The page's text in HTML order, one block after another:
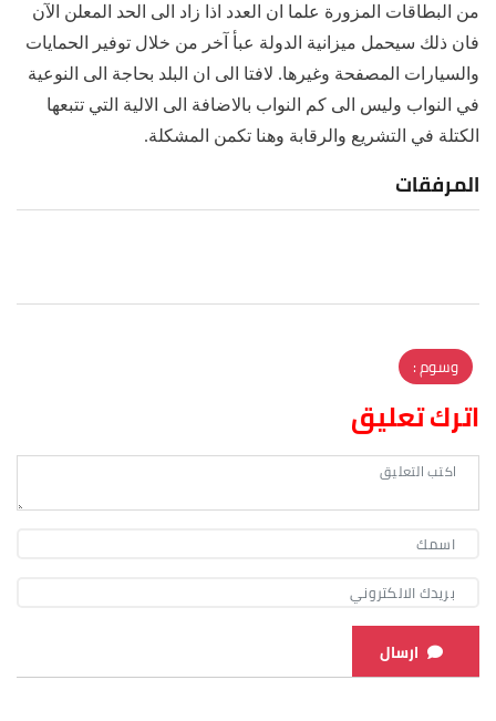
من البطاقات المزورة علما ان العدد اذا زاد الى الحد المعلن الآن
فان ذلك سيحمل ميزانية الدولة عبأ آخر من خلال توفير الحمايات
والسيارات المصفحة وغيرها. لافتا الى ان البلد بحاجة الى النوعية
في النواب وليس الى كم النواب بالاضافة الى الالية التي تتبعها
الكتلة في التشريع والرقابة وهنا تكمن المشكلة.
المرفقات
وسوم :
اترك تعليق
ارسال